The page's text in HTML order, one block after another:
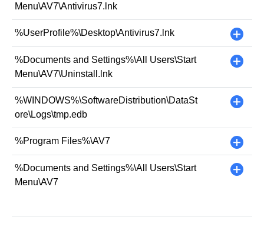
Menu\AV7\Antivirus7.lnk
%UserProfile%\Desktop\Antivirus7.lnk +
%Documents and Settings%\All Users\Start
Menu\AV7\Uninstall.lnk
+
%WINDOWS%\SoftwareDistribution\DataSt
ore\Logs\tmp.edb
+
%Program Files%\AV7 +
%Documents and Settings%\All Users\Start
Menu\AV7
+